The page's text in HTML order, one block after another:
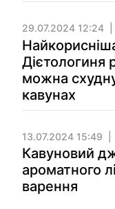
29.07.2024 12:24
Дієтологиня
можна
кавунах
13.07.2024 15:49
Кавуновий
ароматного
варення